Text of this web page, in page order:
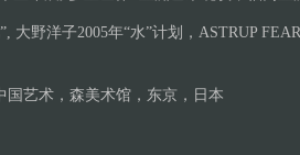
大野洋子2005年“水”计划，ASTRUP
国艺术，森美术馆，东京，日本